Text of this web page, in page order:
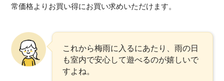
常価格よりお買い得にお買い求めいただけます。
これから梅雨に入るにあたり、雨の日
も室内で安心して遊べるのが嬉しいで
すよね。